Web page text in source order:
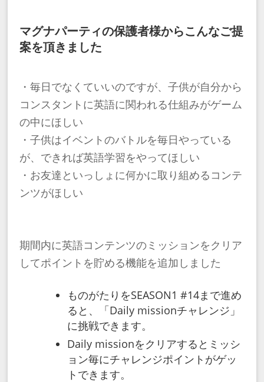
マグナパーティの保護者様からこんなご提
案を頂きました
・毎日でなくていいのですが、子供が自分から
コンスタントに英語に関われる仕組みがゲーム
の中にほしい
・子供はイベントのバトルを毎日やっている
が、できれば英語学習をやってほしい
・お友達といっしょに何かに取り組めるコンテ
ンツがほしい
期間内に英語コンテンツのミッションをクリア
してポイントを貯める機能を追加しました
ものがたりをSEASON1 #14まで進め
ると、「Daily missionチャレンジ」
に挑戦できます。
Daily missionをクリアするとミッシ
ョン毎にチャレンジポイントがゲッ
トできます。